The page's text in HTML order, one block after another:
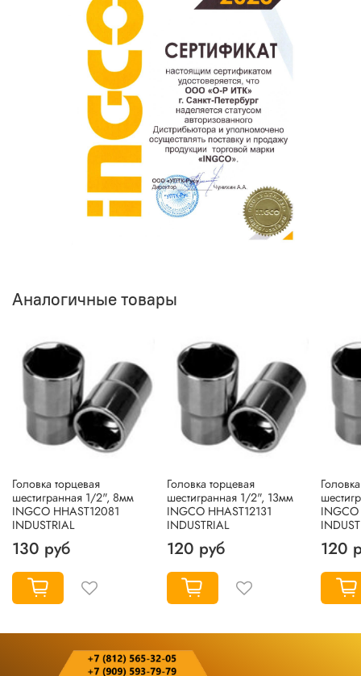
Аналогичные товары
Головка торцевая
шестигранная 1/2", 8мм
INGCO HHAST12081
INDUSTRIAL
130 руб
Головка торцевая
шестигранная 1/2", 13мм
INGCO HHAST12131
INDUSTRIAL
120 руб
INGCO
120